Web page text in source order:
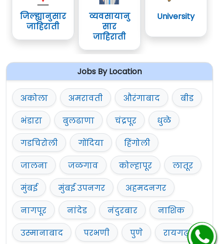
जिल्ह्यानुसार
जाहिराती
व्यवसायानु
सार
जाहिराती
University
Jobs By Location
अकोला अमरावती औरंगाबाद
बीड
भंडारा
बुलढाणा चंद्रपूर
धुळे
गडचिरोली
गोंदिया
हिंगोली
जालना
जळगाव कोल्हापूर
लातूर
मुंबई
मुंबई उपनगर
अहमदनगर
नागपूर
नांदेड नंदुरबार
नाशिक
उस्मानाबाद
परभणी पुणे
रायगढ़